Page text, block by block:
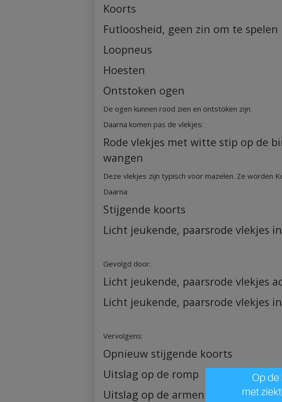
Koorts
Futloosheid, geen zin om te spelen
Loopneus
Hoesten
Ontstoken ogen
De ogen kunnen rood zien en ontstoken zijn.
Daarna komen pas de vlekjes:
Rode vlekjes met witte stip op de
wangen
Deze vlekjes zijn typisch voor mazelen. Ze worden
Daarna:
Stijgende koorts
Licht jeukende, paarsrode vlekjes
Gevolgd door:
Licht jeukende, paarsrode vlekjes
Licht jeukende, paarsrode vlekjes
Vervolgens:
Opnieuw stijgende koorts
Uitslag op de romp
Uitslag op de armen en benen